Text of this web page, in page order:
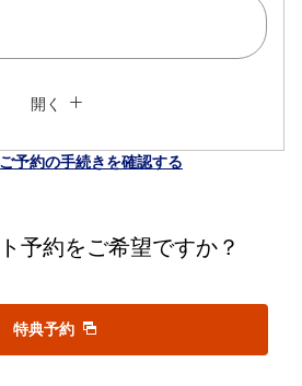
時間帯
開く
ご予約の手続きを確認する
予約をご希望ですか？
特典予約